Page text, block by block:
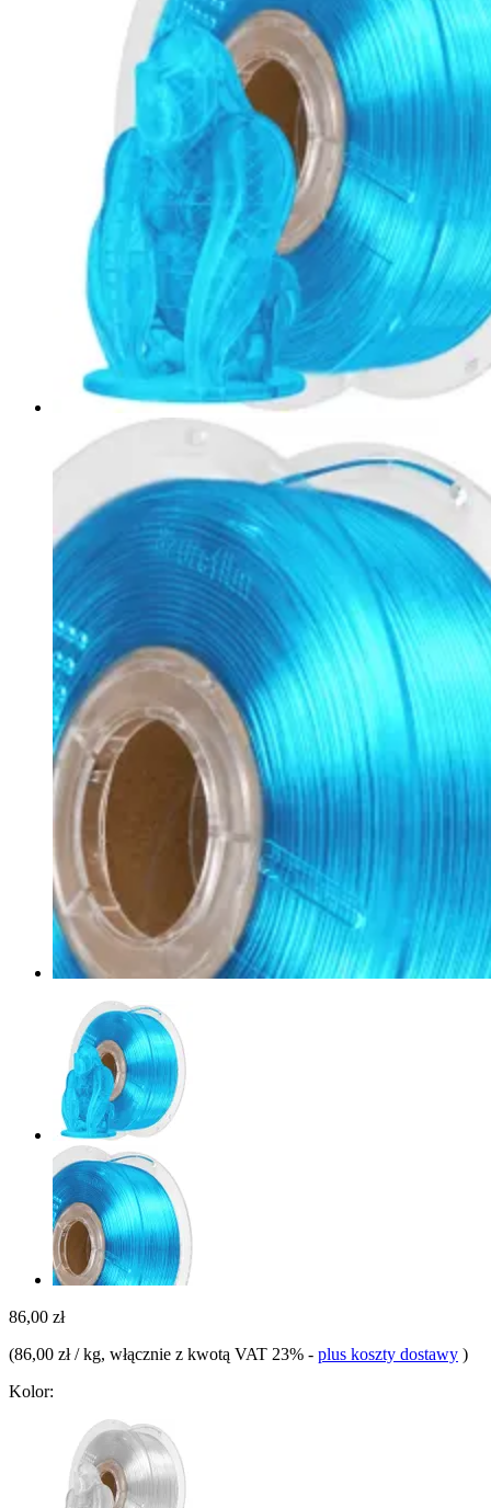
86,00 zł
(86,00 zł / kg, włącznie z kwotą VAT 23% - plus koszty dostawy )
Kolor: